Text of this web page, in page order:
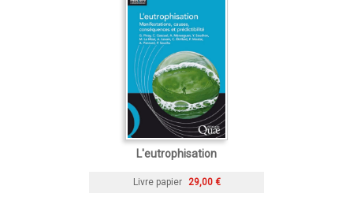
L'eutrophisation
Livre papier 29,00 €